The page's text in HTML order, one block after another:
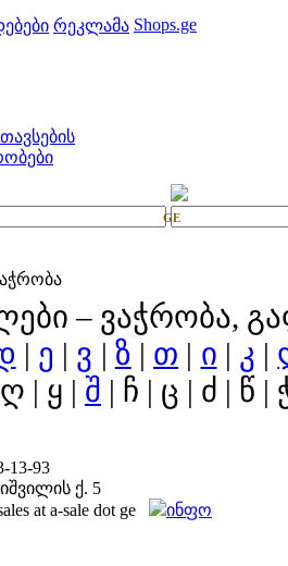
რეკლამა Shops.ge
GE
– ვაჭრობა,
| ე | ვ | ზ | თ | ი | კ |
| ყ | შ | ჩ | ც | ძ | წ |
13-93
ქ. 5
at a-sale dot ge ინფო